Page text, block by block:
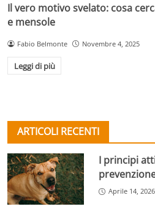
Il vero motivo svelato: cosa
e mensole
Fabio Belmonte Novembre 4, 2025
Leggi di più
ARTICOLI RECENTI
I principi
Aprile 14, 2026